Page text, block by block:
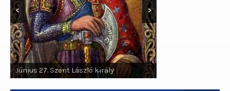
Június 29. Szent Pál apostol, Szent
Péter apostol
< >